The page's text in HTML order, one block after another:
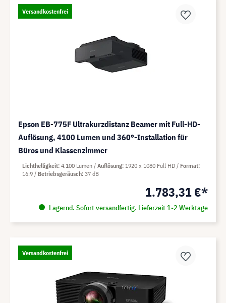
Versandkostenfrei
Epson EB-775F Ultrakurzdistanz Beamer mit Full-HD-
Auflösung, 4100 Lumen und 360°-Installation für
Büros und Klassenzimmer
1.783,31 €*
Lagernd. Sofort versandfertig. Lieferzeit 1-2 Werktage
Lichthelligkeit 4.100 Lumen Auflösung 1920 x 1080 Full HD
Format
16:9
Betriebsgeräusch 37 dB
Versandkostenfrei